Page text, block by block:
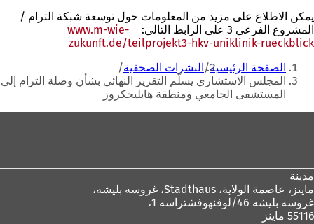
يمكن الاطلاع على مزيد من المعلومات حول توسعة شبكة الترام /
المشروع الفرعي 3 على الرابط التالي:
www.m-wie-
zukunft.de/teilprojekt3-hkv-uniklinik-rueckblick
تبويب
أنت
هنا
الصفحة الرئيسية
النشرات الصحفية
المجلس الاستشاري يسلّم التقرير النهائي بشأن وصلة الترام إلى
المستشفى الجامعي ومنطقة هايليجكروز
مدينة
ماينز، عاصمة الولاية،
غروسه بليشه 46/لوفنهوفشتراسه 1،
55116 ماينز